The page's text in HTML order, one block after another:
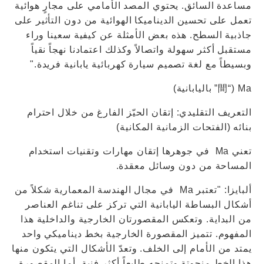
مساعدة السائق. يحتوي المصد الأمامي على مجارٍ هوائية
تعمل على تحسين الديناميكا الهوائية من دون التأثير على
جاذبية السطح. هذه بعض الأمثلة عن كيفية سعينا وراء
مستقبل أكثر سهولة واتصالاً وكذلك اعتمادنا نهجاً نقياً
وبسيطاً مع لغة تصميم سيارة كهربائية يابانية فريدة."
Ma (“間” باليابانية)
التعريف التقليدي: إتقان الحيّز الفارغ من خلال احترام
بنائه (الفتحات الزمانية المكانية)
تعني Ma في جوهرها إتقان مهارات وتقنيات استخدام
المساحة من دون وسائل معقدة.
ألبايزا: "تعتبر Ma في مجال الهندسة المعمارية شكلاً من
أشكال البساطة اليابانية التي تركز على تناغم العناصر
من البداية. وتعكس المقصورتان الخارجية والداخلية هذا
المفهوم. تتميز المقصورة الخارجية بخط ديناميكي واحد
يمتد من الأمام إلى الخلف. وتعدّ الأشكال التي يتكون منها